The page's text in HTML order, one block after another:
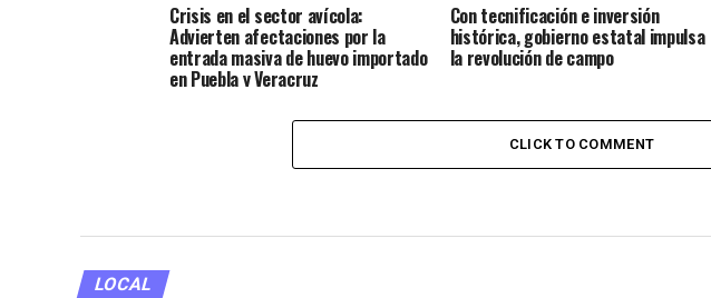
Crisis en el sector avícola:
Advierten afectaciones por la
entrada masiva de huevo importado
en Puebla y Veracruz
Con tecnificación e inversión
histórica, gobierno estatal impulsa
la revolución de campo
CLICK TO COMMENT
LOCAL